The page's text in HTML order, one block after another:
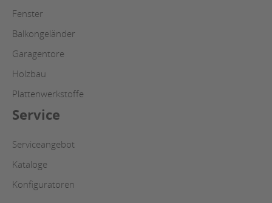
Fenster
Balkongeländer
Garagentore
Holzbau
Plattenwerkstoffe
Service
Serviceangebot
Kataloge
Konfiguratoren